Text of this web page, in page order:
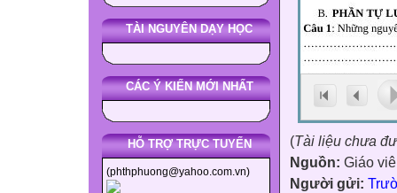
TÀI NGUYÊN DẠY HỌC
CÁC Ý KIẾN MỚI NHẤT
HỖ TRỢ TRỰC TUYẾN
(phthphuong@yahoo.com.vn)
(Tài liệu chưa
Nguồn: Giáo
Người gửi: